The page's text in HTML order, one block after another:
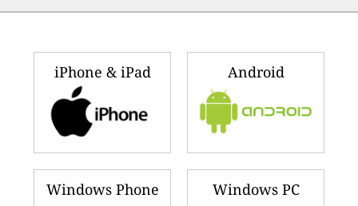
iPhone & iPad Android
Windows Phone Windows PC